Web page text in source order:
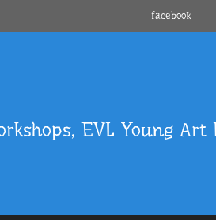
facebook
EVL Young Art